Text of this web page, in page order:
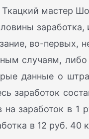
мастер
во-первых,
случаям,
данные о
заработок
заработок в
в 12 руб. 40